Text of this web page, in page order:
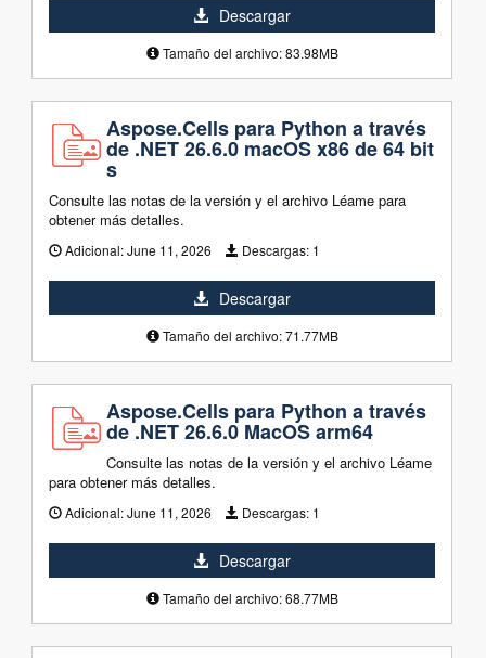
Descargar
Tamaño del archivo: 83.98MB
Aspose.Cells para Python a través
de .NET 26.6.0 macOS x86 de 64 bit
s
Consulte las notas de la versión y el archivo Léame para
obtener más detalles.
Adicional:June 11, 2026 Descargas: 1
Descargar
Tamaño del archivo: 71.77MB
Aspose.Cells para Python a través
de .NET 26.6.0 MacOS arm64
Consulte las notas de la versión y el archivo Léame
para obtener más detalles.
Adicional:June 11, 2026 Descargas: 1
Descargar
Tamaño del archivo: 68.77MB